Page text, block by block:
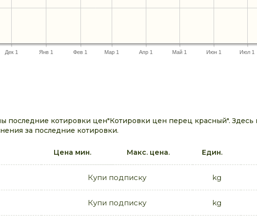
Дек 1 Янв 1 Фев 1 Мар 1 Апр 1 Май 1 Июн 1 Июл 1
последние котировки цен"Котировки цен перец красный".
за последние котировки.
Цена мин. Макс. цена. Един.
Купи подписку kg
Купи подписку kg